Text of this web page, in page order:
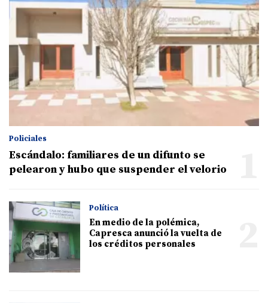
Policiales
Escándalo: familiares de un difunto se
pelearon y hubo que suspender el velorio
Política
En medio de la polémica,
Capresca anunció la vuelta de
los créditos personales